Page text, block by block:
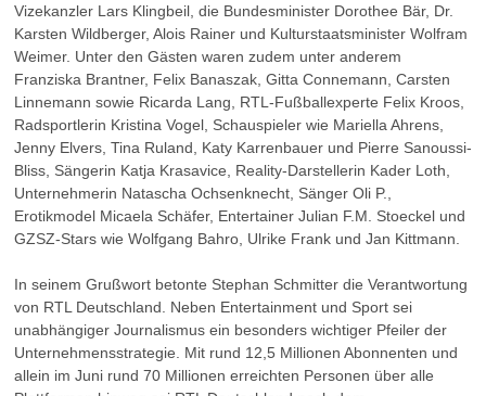
Vizekanzler Lars Klingbeil, die Bundesminister Dorothee Bär, Dr.
Karsten Wildberger, Alois Rainer und Kulturstaatsminister Wolfram
Weimer. Unter den Gästen waren zudem unter anderem
Franziska Brantner, Felix Banaszak, Gitta Connemann, Carsten
Linnemann sowie Ricarda Lang, RTL-Fußballexperte Felix Kroos,
Radsportlerin Kristina Vogel, Schauspieler wie Mariella Ahrens,
Jenny Elvers, Tina Ruland, Katy Karrenbauer und Pierre Sanoussi-
Bliss, Sängerin Katja Krasavice, Reality-Darstellerin Kader Loth,
Unternehmerin Natascha Ochsenknecht, Sänger Oli P.,
Erotikmodel Micaela Schäfer, Entertainer Julian F.M. Stoeckel und
GZSZ-Stars wie Wolfgang Bahro, Ulrike Frank und Jan Kittmann.
In seinem Grußwort betonte Stephan Schmitter die Verantwortung
von RTL Deutschland. Neben Entertainment und Sport sei
unabhängiger Journalismus ein besonders wichtiger Pfeiler der
Unternehmensstrategie. Mit rund 12,5 Millionen Abonnenten und
allein im Juni rund 70 Millionen erreichten Personen über alle